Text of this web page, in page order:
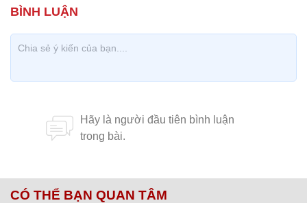
CÓ THỂ BẠN QUAN TÂM